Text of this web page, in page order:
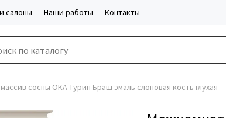
салоны Наши работы Контакты
сосны ОКА Турин Браш эмаль слоновая кость глухая